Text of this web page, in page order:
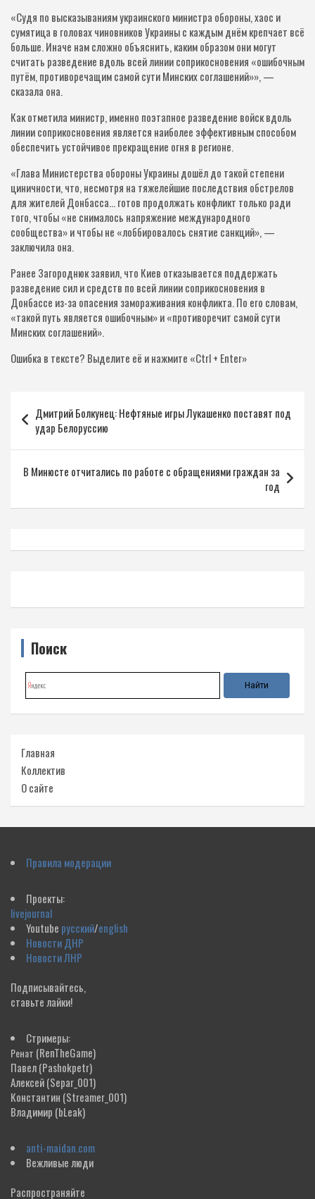
«Судя по высказываниям украинского министра обороны, хаос и
сумятица в головах чиновников Украины с каждым днём крепчает всё
больше. Иначе нам сложно объяснить, каким образом они могут
считать разведение вдоль всей линии соприкосновения «ошибочным
путём, противоречащим самой сути Минских соглашений»», —
сказала она.
Как отметила министр, именно поэтапное разведение войск вдоль
линии соприкосновения является наиболее эффективным способом
обеспечить устойчивое прекращение огня в регионе.
«Глава Министерства обороны Украины дошёл до такой степени
циничности, что, несмотря на тяжелейшие последствия обстрелов
для жителей Донбасса… готов продолжать конфликт только ради
того, чтобы «не снималось напряжение международного
сообщества» и чтобы не «лоббировалось снятие санкций», —
заключила она.
Ранее Загороднюк заявил, что Киев отказывается поддержать
разведение сил и средств по всей линии соприкосновения в
Донбассе из-за опасения замораживания конфликта. По его словам,
«такой путь является ошибочным» и «противоречит самой сути
Минских соглашений».
Ошибка в тексте? Выделите её и нажмите «Ctrl + Enter»
по
записям
Дмитрий Болкунец: Нефтяные игры Лукашенко поставят под
удар Белоруссию
В Минюсте отчитались по работе с обращениями граждан за
год
Поиск
Главная
Коллектив
О сайте
Правила модерации
Проекты:
livejournal
Youtube русский/english
Новости ДНР
Новости ЛНР
Подписывайтесь,
ставьте лайки!
Стримеры:
Ренат (RenTheGame)
Павел(Pashokpetr)
Алексей(Separ_001)
Константин (Streamer_001)
Владимир (bLeak)
anti-maidan.com
Вежливые люди
Распространяйте